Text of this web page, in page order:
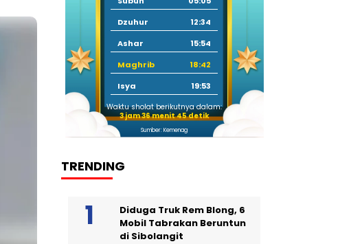
Dzuhur
12:34
Ashar
15:54
Maghrib
18:42
Isya
19:53
Waktu sholat berikutnya dalam:
3 jam 36 menit 44 detik
Sumber: Kemenag
TRENDING
Diduga Truk Rem Blong, 6
Mobil Tabrakan Beruntun
di Sibolangit